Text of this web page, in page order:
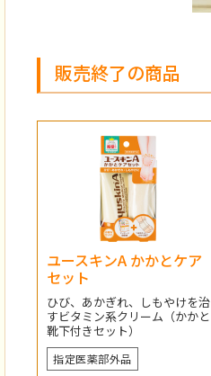
販売終了の商品
ユースキンA かかとケア
セット
ひび、あかぎれ、しもやけを治
すビタミン系クリーム（かかと
靴下付きセット）
指定医薬部外品